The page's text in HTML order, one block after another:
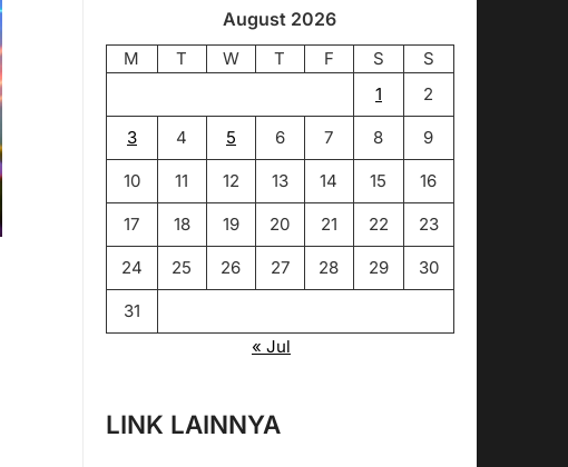
August 2026
M T W T F S
S
1
2
3 4 5 6 7 8 9
10 11 12 13 14 15 16
17 18 19 20 21 22 23
24 25 26 27 28 29 30
31
« Jul
LINK LAINNYA